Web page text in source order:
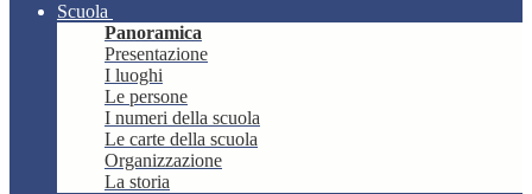
Scuola
Panoramica
Presentazione
I luoghi
Le persone
I numeri della scuola
Le carte della scuola
Organizzazione
La storia